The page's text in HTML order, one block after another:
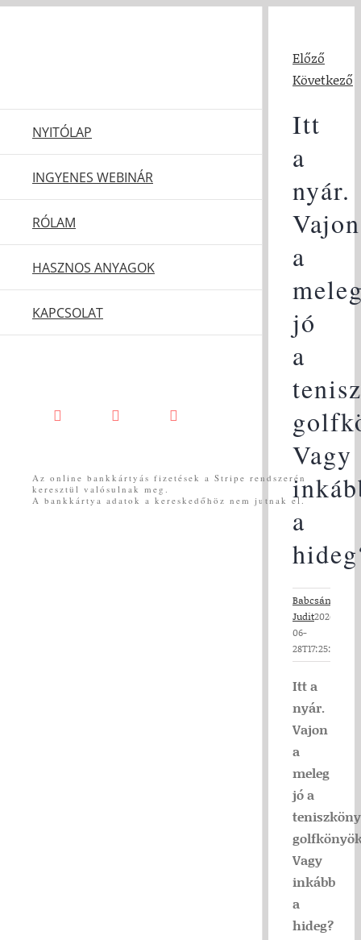
NYITÓLAP
INGYENES WEBINÁR
RÓLAM
HASZNOS ANYAGOK
KAPCSOLAT
FacebookYouTube Messenger
Az online bankkártyás fizetések a Stripe rendszerén
keresztül valósulnak meg.
A bankkártya adatok a kereskedőhöz nem jutnak el.
Előző
Következő
Itt
a
nyár.
Vajon
a
jó
a
Vagy
a
Babcsányi
Judit2026-
06-
Itt a
nyár.
Vajon
a
meleg
jó a
Vagy
inkább
a
hideg?